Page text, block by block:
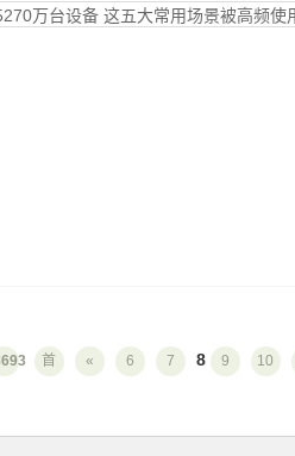
首 « 6 7 8 9 10